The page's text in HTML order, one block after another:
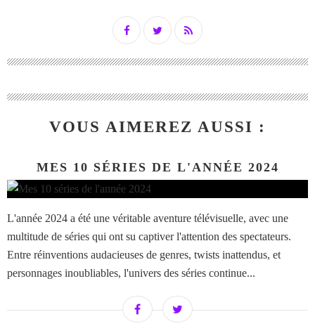
VOUS AIMEREZ AUSSI :
MES 10 SÉRIES DE L'ANNÉE 2024
L'année 2024 a été une véritable aventure télévisuelle, avec une
multitude de séries qui ont su captiver l'attention des spectateurs.
Entre réinventions audacieuses de genres, twists inattendus, et
personnages inoubliables, l'univers des séries continue...